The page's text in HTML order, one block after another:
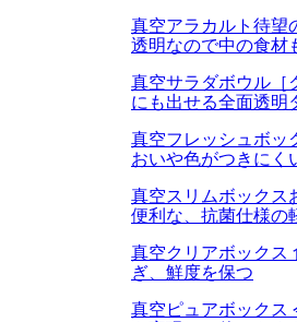
真空アラカルト 待望
透明なので中の食材
真空サラダボウル［
にも出せる全面透明
真空フレッシュボッ
おいや色がつきにく
真空スリムボックス
便利な、抗菌仕様の
真空クリアボックス
ぎ、鮮度を保つ
真空ピュアボックス